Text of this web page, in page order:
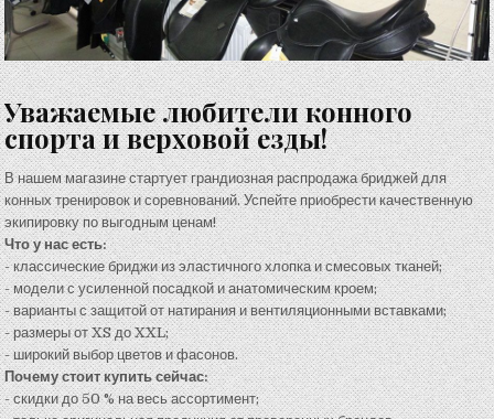
Уважаемые любители конного
спорта и верховой езды!
В нашем магазине стартует грандиозная распродажа бриджей для
конных тренировок и соревнований. Успейте приобрести качественную
экипировку по выгодным ценам!
Что у нас есть:
- классические бриджи из эластичного хлопка и смесовых тканей;
- модели с усиленной посадкой и анатомическим кроем;
- варианты с защитой от натирания и вентиляционными вставками;
- размеры от XS до XXL;
- широкий выбор цветов и фасонов.
Почему стоит купить сейчас:
- скидки до 50 % на весь ассортимент;